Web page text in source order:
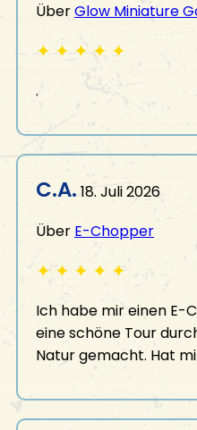
ÜberGlow Miniature
✦ ✦ ✦ ✦ ✦
.
C.A. 18. Juli 2026
Über E-Chopper
✦ ✦ ✦ ✦ ✦
Ich habe mir einen E-
eine schöne Tour
Natur gemacht. Hat